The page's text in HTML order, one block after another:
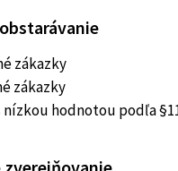
zákazky
zákazky
nízkou hodnotou podľa